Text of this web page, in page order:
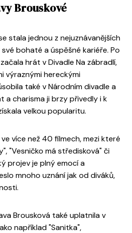
Brouskové
stala jednou z nejuznávanějších
bohaté a úspěšné kariéře. Po
hrát v Divadle Na zábradlí,
výraznými hereckými
také v Národním divadle a
a charisma ji brzy přivedly i k
velkou popularitu.
více než 40 filmech, mezi které
"Vesničko má středisková" či
projev je plný emocí a
mnoho uznání jak od diváků,
Brousková také uplatnila v
například "Sanitka",